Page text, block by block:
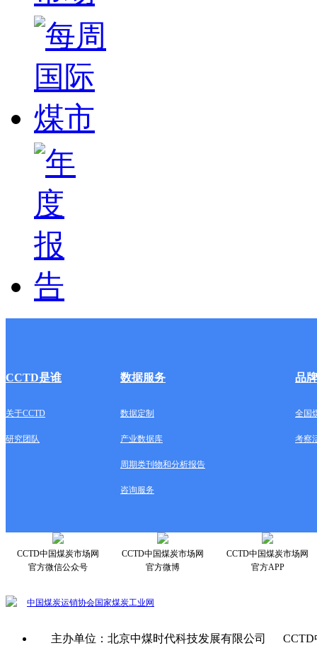
CCTD是谁 数据服务 品
关于CCTD 数据定制 全国
研究团队 产业数据库 考察
周期类刊物和分析报告
咨询服务
CCTD中国煤炭市场网
官方微信公众号
CCTD中国煤炭市场网
官方微博
CCTD中国煤炭市场网
官方APP
中国煤炭运销协会国家煤炭工业网
主办单位：北京中煤时代科技发展有限公司